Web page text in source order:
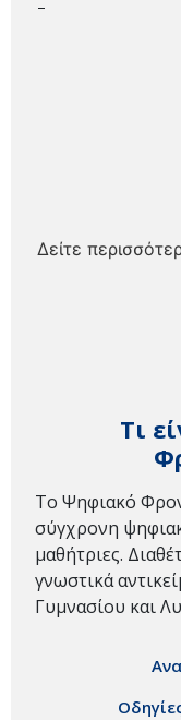
Τι
Το Ψηφιακό
σύγχρονη
μαθήτριες.
γνωστικά
Γυμνασίου και
Δείτε
–